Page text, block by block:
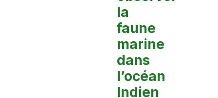
la
faune
marine
dans
l’océan
Indien